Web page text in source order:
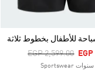
للأطفال بخطوط ثلاثة
Price Reduced
EGP 2,599.00To